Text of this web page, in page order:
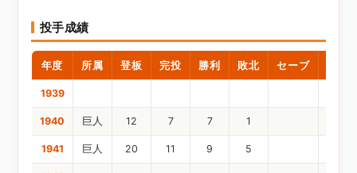
投手成績
年度 所属 登板 完投 勝利 敗北 セーブ
1939
1940 巨人 12 7 7 1
1941 巨人 20 11 9 5